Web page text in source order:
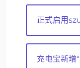
正式启用
充电宝新增